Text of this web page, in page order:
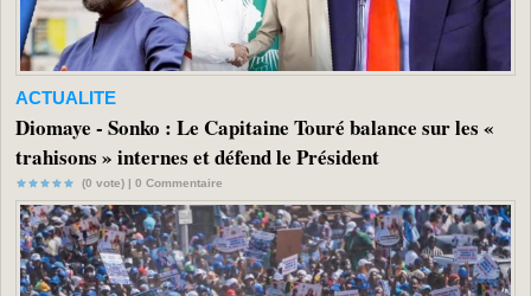
ACTUALITE
Diomaye - Sonko : Le Capitaine Touré balance sur les «
trahisons » internes et défend le Président
(0 vote) | 0 Commentaire